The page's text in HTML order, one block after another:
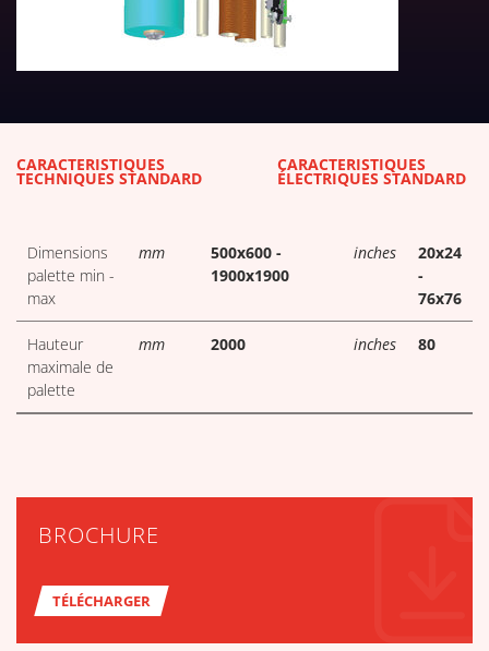
TÉLÉCHARGER LES TABLEAUX
CARACTÉRISTIQUES
TECHNIQUES STANDARD
CARACTÉRISTIQUES
ÉLECTRIQUES STANDARD
Dimensions
palette min -
max
mm
500x600 -
1900x1900
inches
20x24
-
76x76
Hauteur
maximale de
palette
mm 2000 inches 80
BROCHURE
TÉLÉCHARGER